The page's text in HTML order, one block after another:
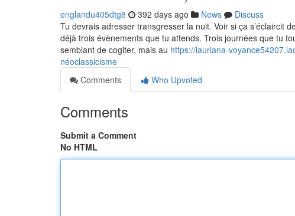
englandu405dtg8 392 days ago News
Discuss
Tu devrais adresser transgresser la nuit. Voir si ça s’éclaircit
déjà trois évènements que tu attends. Trois journées que tu
semblant de cogiter, mais au https://lauriana-
néoclassicisme
Comments
Who Upvoted
Comments
Submit a Comment
No HTML